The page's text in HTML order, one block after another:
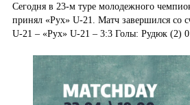
Сегодня в 23-м туре молодежного
принял «Рух» U-21. Матч завершился со
U-21 – «Рух» U-21 – 3:3 Голы: Рудюк (2)